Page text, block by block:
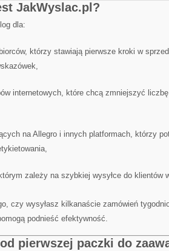
JakWyslac.pl?
dla:
którzy stawiają pierwsze kroki w
internetowych, które chcą zmniejszyć
na Allegro i innych platformach, którzy
zależy na szybkiej wysyłce do klientów
czy wysyłasz kilkanaście zamówień
podnieść efektywność.
pierwszej paczki do